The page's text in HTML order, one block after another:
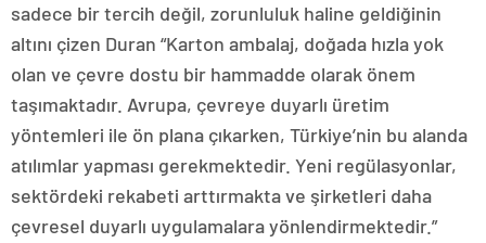
sadece bir tercih değil, zorunluluk haline geldiğinin
altını çizen Duran “Karton ambalaj, doğada hızla yok
olan ve çevre dostu bir hammadde olarak önem
taşımaktadır. Avrupa, çevreye duyarlı üretim
yöntemleri ile ön plana çıkarken, Türkiye’nin bu alanda
atılımlar yapması gerekmektedir. Yeni regülasyonlar,
sektördeki rekabeti arttırmakta ve şirketleri daha
çevresel duyarlı uygulamalara yönlendirmektedir.”